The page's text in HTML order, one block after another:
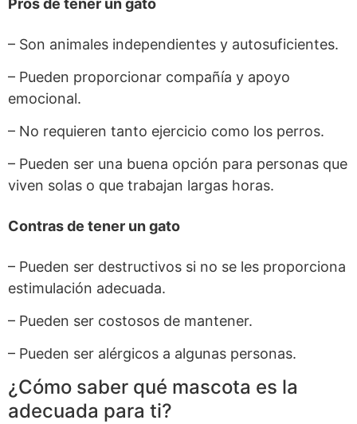
Pros de tener un gato
– Son animales independientes y autosuficientes.
– Pueden proporcionar compañía y apoyo
emocional.
– No requieren tanto ejercicio como los perros.
– Pueden ser una buena opción para personas que
viven solas o que trabajan largas horas.
Contras de tener un gato
– Pueden ser destructivos si no se les proporciona
estimulación adecuada.
– Pueden ser costosos de mantener.
– Pueden ser alérgicos a algunas personas.
¿Cómo saber qué mascota es la
adecuada para ti?